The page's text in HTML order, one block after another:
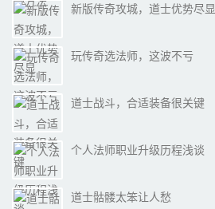
新版传奇攻城，道士优势尽显
玩传奇选法师，这波不亏
道士战斗，合适装备很关键
个人法师职业升级历程浅谈
道士骷髅太笨让人愁